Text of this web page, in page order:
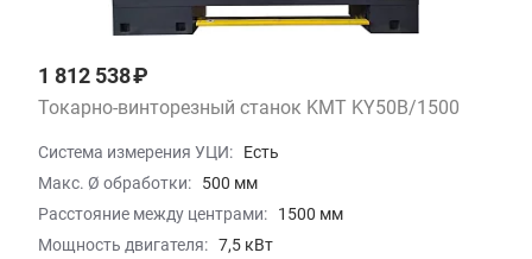
1 812 538 ₽
Токарно-винторезный станок KMT KY50B/1500
Система измерения УЦИ:
Есть
Макс. Ø обработки:
500 мм
Расстояние между центрами:
1500 мм
Мощность двигателя: 7,5 кВт